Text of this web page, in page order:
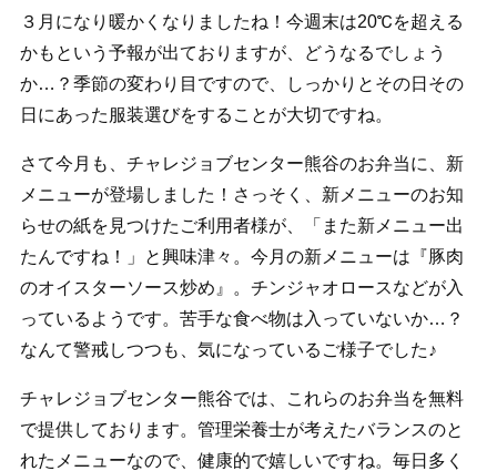
３月になり暖かくなりましたね！今週末は20℃を超える
かもという予報が出ておりますが、どうなるでしょう
か…？季節の変わり目ですので、しっかりとその日その
日にあった服装選びをすることが大切ですね。
さて今月も、チャレジョブセンター熊谷のお弁当に、新
メニューが登場しました！さっそく、新メニューのお知
らせの紙を見つけたご利用者様が、「また新メニュー出
たんですね！」と興味津々。今月の新メニューは『豚肉
のオイスターソース炒め』。チンジャオロースなどが入
っているようです。苦手な食べ物は入っていないか…？
なんて警戒しつつも、気になっているご様子でした♪
チャレジョブセンター熊谷では、これらのお弁当を無料
で提供しております。管理栄養士が考えたバランスのと
れたメニューなので、健康的で嬉しいですね。毎日多く